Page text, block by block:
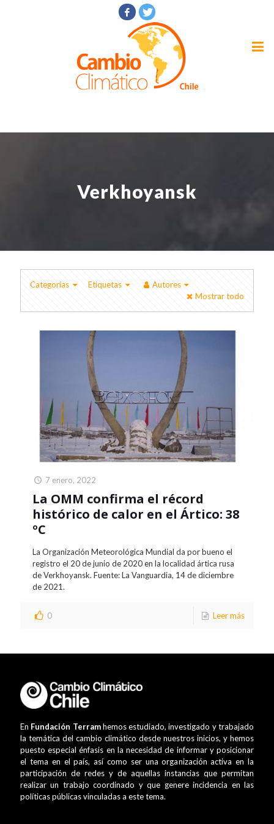
Verkhoyansk
Categorías Etiquetas
Autores
Mostrar todo
7 enero, 2022
La OMM confirma el récord
histórico de calor en el Ártico: 38
ºC
La Organización Meteorológica Mundial da por bueno el
registro el 20 de junio de 2020 en la localidad ártica rusa
de Verkhoyansk. Fuente: La Vanguardia, 14 de diciembre
de 2021.
0 Leer más
En Fundación Terramhemos estudiado, investigado y trabajado
la temática del cambio climático desde nuestros inicios, y hemos
puesto especial énfasis en la necesidad de informar y posicionar
el tema en el país, así como ser una organización activa en la
participación de redes y de aquellas instancias que permitan
realizar un trabajo coordinado y que genere incidencia en las
políticas públicas vinculadas a este tema.